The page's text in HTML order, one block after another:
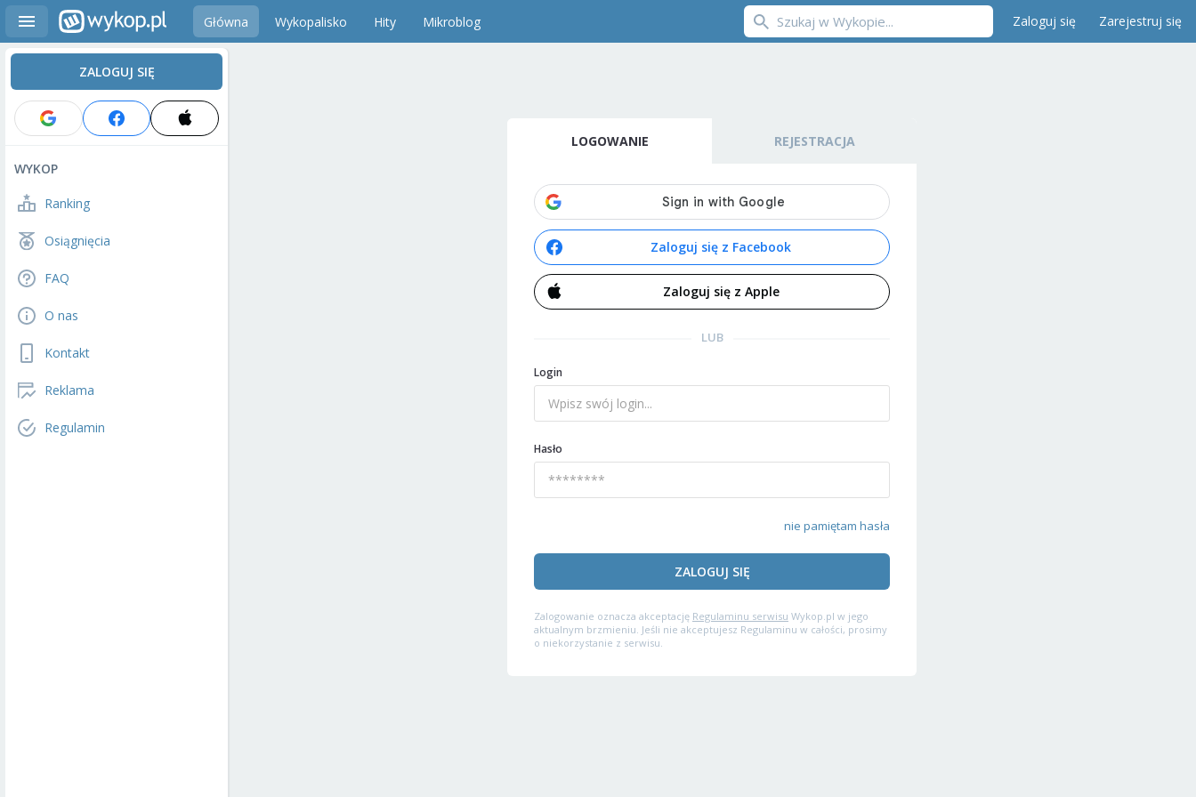
Główna Wykopalisko Hity Mikroblog Zaloguj się Zarejestruj się
ZALOGUJ SIĘ
WYKOP
Ranking
Osiągnięcia
FAQ
O nas
Kontakt
Reklama
Regulamin
LOGOWANIE REJESTRACJA
Zaloguj się z Facebook
Zaloguj się z Apple
LUB
Login
Hasło
nie pamiętam hasła
ZALOGUJ SIĘ
Zalogowanie oznacza akceptację Regulaminu serwisu Wykop.pl w jego
aktualnym brzmieniu. Jeśli nie akceptujesz Regulaminu w całości, prosimy
o niekorzystanie z serwisu.